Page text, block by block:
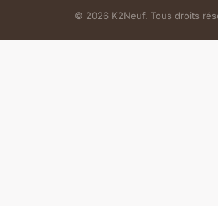
© 2026 K2Neuf. Tous droits